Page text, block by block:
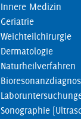
Innere Medizin
Geriatrie
Weichteilchirurgie
Dermatologie
Naturheilverfahren
Sonographie